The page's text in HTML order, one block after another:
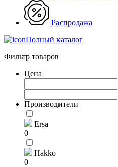
Распродажа
Полный каталог
Фильтр товаров
Цена
Производители
Ersa
0
Hakko
0